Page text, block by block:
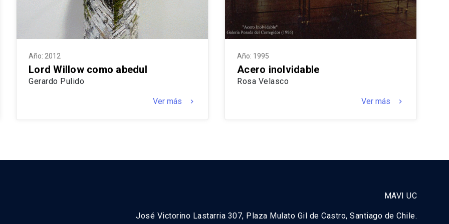
Año: 2012
Lord Willow como abedul
Gerardo Pulido
Ver más keyboard_arrow_right
Año: 1995
Acero inolvidable
Rosa Velasco
Ver más keyboard_arrow_right
MAVI UC
José Victorino Lastarria 307, Plaza Mulato Gil de Castro, Santiago de Chile.